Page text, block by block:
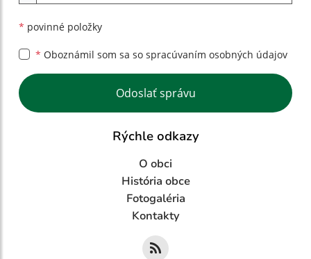
* povinné položky
* Oboznámil som sa so spracúvaním osobných údajov
Google reCaptcha Response
Odoslať správu
Rýchle odkazy
O obci
História obce
Fotogaléria
Kontakty